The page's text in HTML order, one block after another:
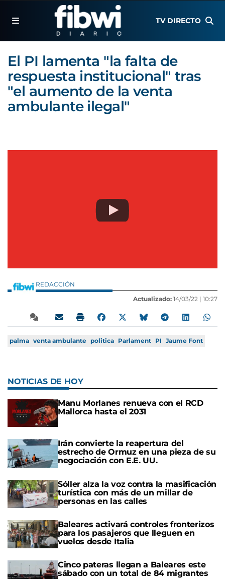
TV DIRECTO
El PI lamenta "la falta de
respuesta institucional" tras
"el aumento de la venta
ambulante ilegal"
REDACCIÓN
Actualizado: 14/03/22 | 10:27
palma venta ambulante politica Parlament PI Jaume Font
NOTICIAS DE HOY
Manu Morlanes renueva con el RCD
Mallorca hasta el 2031
Irán convierte la reapertura del
estrecho de Ormuz en una pieza de su
negociación con E.E. UU.
Sóller alza la voz contra la masificación
turística con más de un millar de
personas en las calles
Baleares activará controles fronterizos
para los pasajeros que lleguen en
vuelos desde Italia
Cinco pateras llegan a Baleares este
sábado con un total de 84 migrantes